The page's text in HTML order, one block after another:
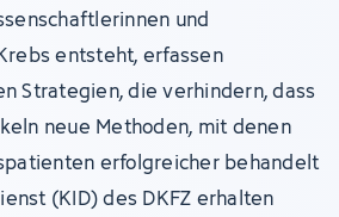
und
entsteht, erfassen
Strategien, die verhindern, dass
neue Methoden, mit denen
erfolgreicher behandelt
(KID) des DKFZ erhalten